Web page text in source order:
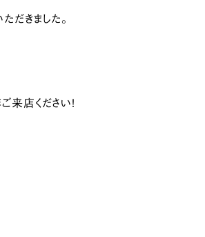
だきました。
来店ください！